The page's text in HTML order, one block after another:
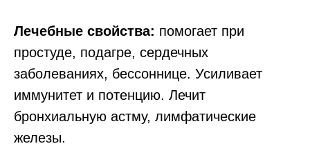
Лечебные свойства: помогает при
простуде, подагре, сердечных
заболеваниях, бессоннице. Усиливает
иммунитет и потенцию. Лечит
бронхиальную астму, лимфатические
железы.